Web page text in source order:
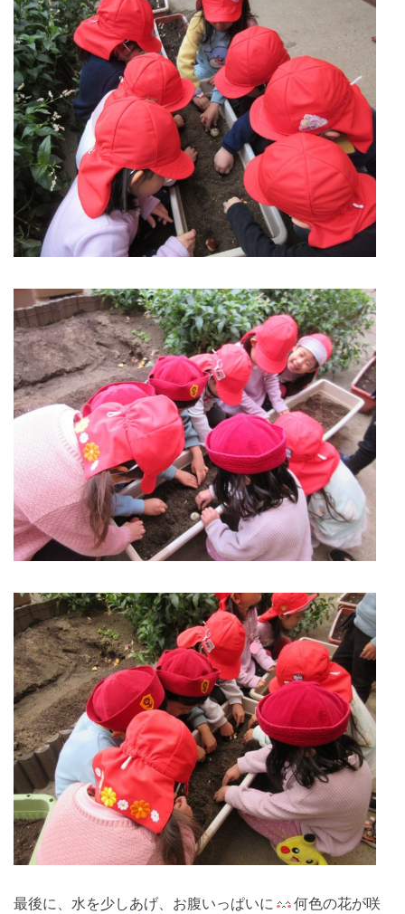
最後に、水を少しあげ、お腹いっぱいに
何色の花が咲